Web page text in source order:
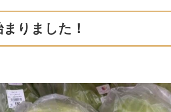
りました！